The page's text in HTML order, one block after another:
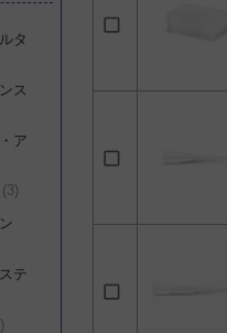
タ
ス
ア
3
テ